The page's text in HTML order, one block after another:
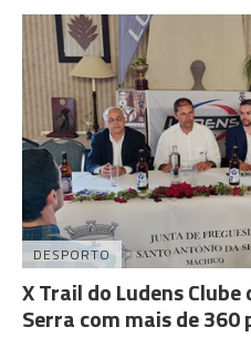
DESPORTO
X Trail do Ludens
Serra com mais de